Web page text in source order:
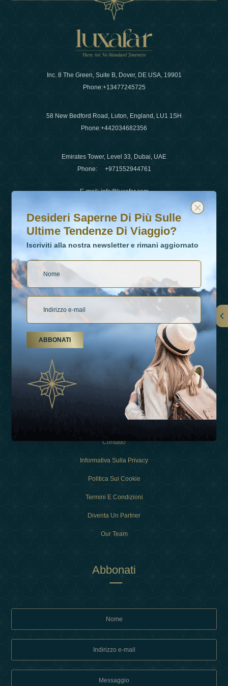
Inc. 8 The Green, Suite B, Dover, DE USA, 19901
Phone:+13477245725
58 New Bedford Road, Luton, England, LU1 1SH
Phone:+442034682356
Emirates Tower, Level 33, Dubai, UAE
Phone: +971552944761
E-mail:info@luxafar.com
WhatsApp No
+442034682356
Collegamenti
Esperienza
Contatto
Informativa Sulla Privacy
Politica Sui Cookie
Termini E Condizioni
Diventa Un Partner
Our Team
Abbonati
Desideri saperne di più sulle ultime tendenze di viaggio?
Iscriviti alla nostra newsletter e rimani aggiornato
Desideri Saperne Di Più Sulle
Ultime Tendenze Di Viaggio?
Iscriviti alla nostra newsletter e rimani aggiornato
ABBONATI